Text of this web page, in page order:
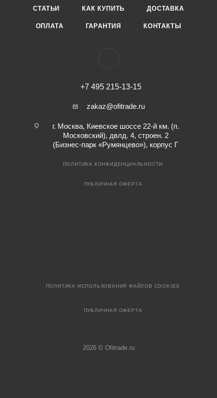
СТАТЬИ КАК КУПИТЬ ДОСТАВКА
ОПЛАТА ГАРАНТИЯ КОНТАКТЫ
+7 495 215-13-15
zakaz@ofitrade.ru
г. Москва, Киевское шоссе 22-й км. (п.
Московский), двлд. 4, строен. 2
(Бизнес-парк «Румянцево»), корпус Г
ПОЛИТИКА КОНФИДЕНЦИАЛЬНОСТИ
ПУБЛИЧНАЯ ОФЕРТА
ПОЛИТИКА ИСПОЛЬЗОВАНИЯ ФАЙЛОВ COOKIES
ПУБЛИЧНАЯ ОФЕРТА
2026 © Ofitrade.ru